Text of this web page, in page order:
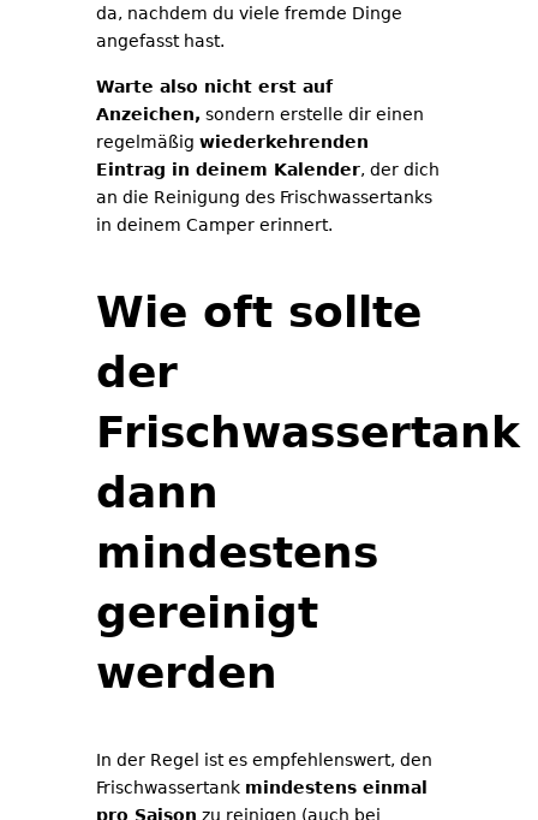
da, nachdem du viele fremde Dinge
angefasst hast.
Warte also nicht erst auf
Anzeichen, sondern erstelle dir einen
regelmäßig wiederkehrenden
Eintrag in deinem Kalender, der dich
an die Reinigung des Frischwassertanks
in deinem Camper erinnert.
Wie oft sollte
der
Frischwassertank
dann
mindestens
gereinigt
werden
In der Regel ist es empfehlenswert, den
Frischwassertank mindestens einmal
pro Saison zu reinigen (auch bei